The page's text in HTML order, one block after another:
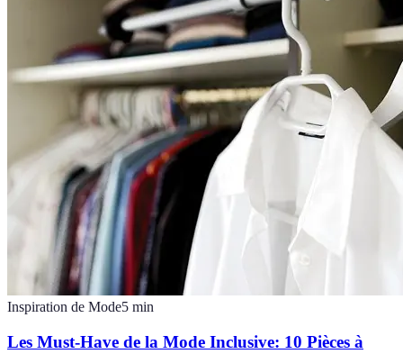
Inspiration de Mode5 min
Les Must-Have de la Mode Inclusive: 10 Pièces à